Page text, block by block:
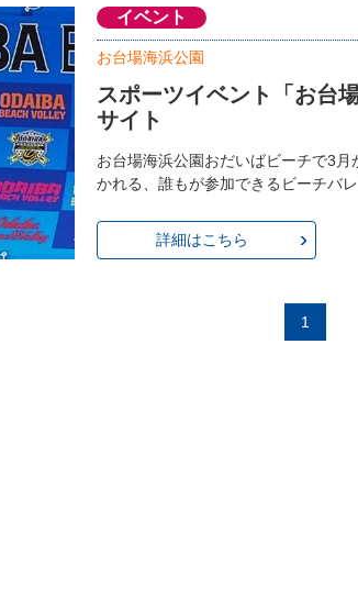
イベント
お台場海浜公園
スポーツイベント「お台
サイト
お台場海浜公園おだいばビーチで3
かれる、誰もが参加できるビーチバ
詳細はこちら
1